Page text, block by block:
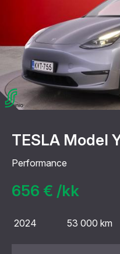
TESLA Model
Performance
656 € /kk
2024 53 000 km